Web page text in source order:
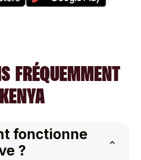
FRÉQUEMMENT
fonctionne
?